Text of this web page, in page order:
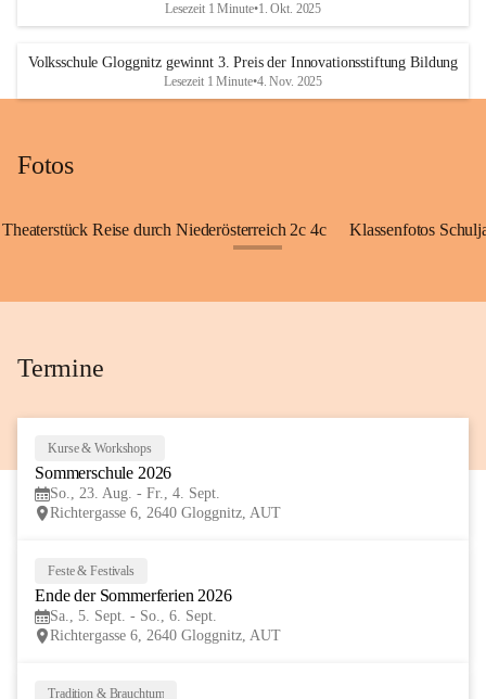
Lesezeit 1 Minute•1. Okt. 2025
Volksschule Gloggnitz gewinnt 3. Preis der Innovationsstiftung Bildung
Lesezeit 1 Minute•4. Nov. 2025
Fotos
Theaterstück Reise durch Niederösterreich 2c 4c Klassenfotos
Termine
Kurse & Workshops
Sommerschule 2026
So., 23. Aug. - Fr., 4. Sept.
Richtergasse 6, 2640 Gloggnitz, AUT
Feste & Festivals
Ende der Sommerferien 2026
Sa., 5. Sept. - So., 6. Sept.
Richtergasse 6, 2640 Gloggnitz, AUT
Tradition & Brauchtum